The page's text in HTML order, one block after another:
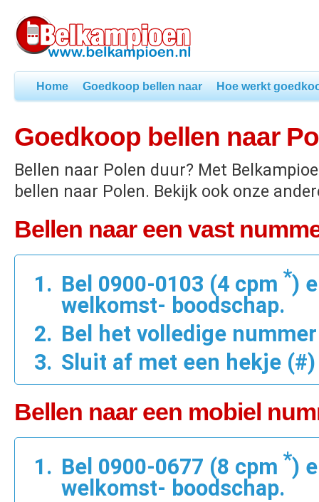
Home Goedkoop bellen naar Hoe werkt
Goedkoop bellen naar
Bellen naar Polen duur? Met
bellen naar Polen. Bekijk ook onze
Bellen naar een vast
Bel 0900-0103 (4 cpm *)
welkomst- boodschap.
Bel het volledige
Sluit af met een hekje (#)
Bellen naar een mobiel
Bel 0900-0677 (8 cpm *)
welkomst- boodschap.